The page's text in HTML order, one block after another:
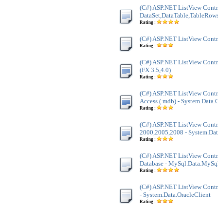
(C#) ASP.NET ListView
Rating :
(C#) ASP.NET ListView
Rating :
(C#) ASP.NET ListView
(FX 3.5,4.0)
Rating :
(C#) ASP.NET ListView
Access (.mdb) -
Rating :
(C#) ASP.NET ListView
2000,2005,2008 -
Rating :
(C#) ASP.NET ListView
Database -
Rating :
(C#) ASP.NET ListView
- System.Data.OracleClient
Rating :